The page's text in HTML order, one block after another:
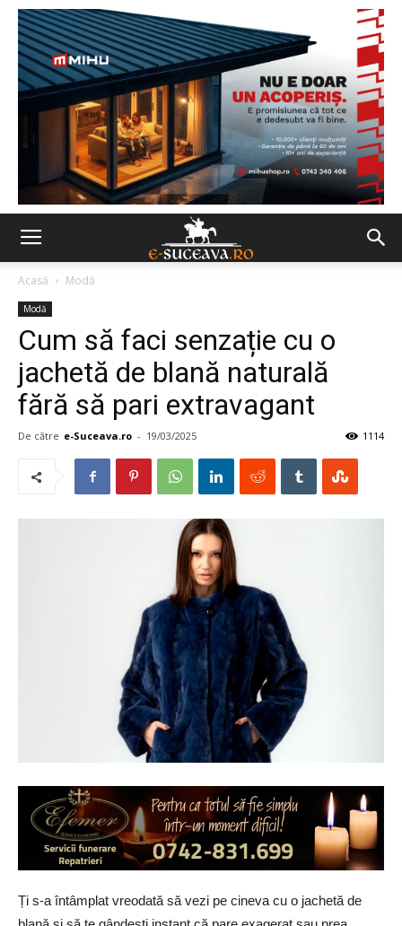
Acasă Modă
Modă
Cum să faci senzație cu o
jachetă de blană naturală
fără să pari extravagant
De către e-Suceava.ro - 19/03/2025 1114
Ți s-a întâmplat vreodată să vezi pe cineva cu o jachetă de